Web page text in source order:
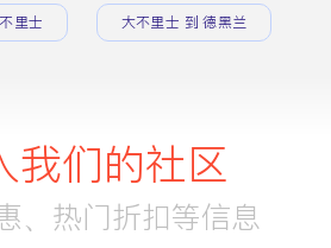
里士 大不里士 到 德黑兰
我们的社区
、热门折扣等信息